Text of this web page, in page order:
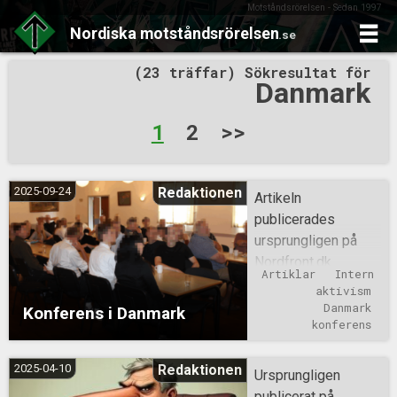
Motståndsrörelsen - Sedan 1997
Nordiska motståndsrörelsen.se
to
(23 träffar) Sökresultat för
Danmark
Sidnumrering
inlägg
1 2 >>
Konferens i Danmark
2025-09-24 Redaktionen
Artikeln
publicerades
ursprungligen på
Nordfront.dk
Välkomnandet och
det första talet
Dagen började
deltagarna hälsades
välkomna och bjöds
Artiklar
Intern
aktivism
Danmark
konferens
2025-04-10 Redaktionen
Ursprungligen